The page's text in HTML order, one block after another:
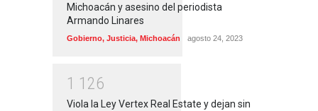
Michoacán y asesino del periodista
Armando Linares
Gobierno, Justicia, Michoacán agosto 24, 2023
1 1 26
Viola la Ley Vertex Real Estate y dejan sin